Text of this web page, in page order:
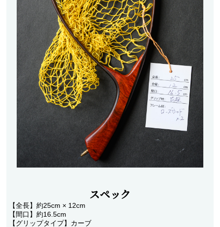
ウェーディングギア
ウェーダー
ウェーディングシューズ
ウェア・アクセサリー
ヘッドギア
アウター・ベスト
アクセサリー
フライ・ルアーケース
アウトレット
フライマテリアル
スペック
【全長】約25cm × 12cm
【間口】約16.5cm
【グリップタイプ】カーブ